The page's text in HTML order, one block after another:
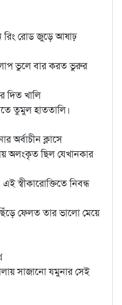
রিং রোড জুড়ে আষাঢ়
ভুলে বার করত ভুরুর
দিত খালি
তুমুল হাততালি।
অর্বাচীন ক্লাসে
অলংকৃত ছিল যেখানকার
স্বীকারোক্তিতে নিবন্ধ
ফেলত তার ভালো মেয়ে
সাজানো যমুনার সেই